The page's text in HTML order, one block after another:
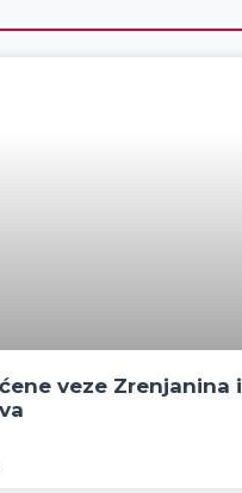
veze Zrenjanina i